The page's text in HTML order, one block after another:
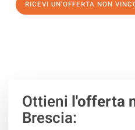
RICEVI UN'OFFERTA NON
Ottieni l'offerta
Brescia: